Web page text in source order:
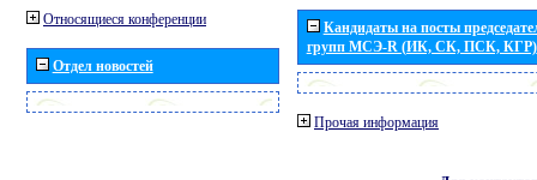
Относящиеся конференции
Отдел новостей
Кандидаты на посты
групп МСЭ-R (ИК, СК, ПСК, КГР)
Прочая информация